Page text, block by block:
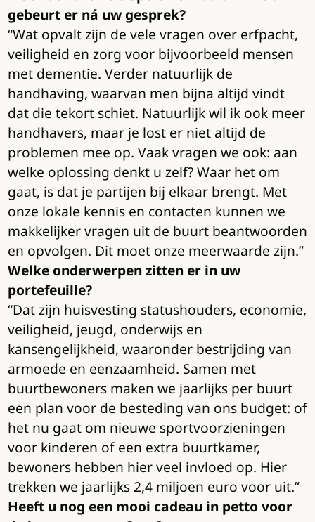
gebeurt er ná uw gesprek?
“Wat opvalt zijn de vele vragen over erfpacht,
veiligheid en zorg voor bijvoorbeeld mensen
met dementie. Verder natuurlijk de
handhaving, waarvan men bijna altijd vindt
dat die tekort schiet. Natuurlijk wil ik ook meer
handhavers, maar je lost er niet altijd de
problemen mee op. Vaak vragen we ook: aan
welke oplossing denkt u zelf? Waar het om
gaat, is dat je partijen bij elkaar brengt. Met
onze lokale kennis en contacten kunnen we
makkelijker vragen uit de buurt beantwoorden
en opvolgen. Dit moet onze meerwaarde zijn.”
Welke onderwerpen zitten er in uw
portefeuille?
“Dat zijn huisvesting statushouders, economie,
veiligheid, jeugd, onderwijs en
kansengelijkheid, waaronder bestrijding van
armoede en eenzaamheid. Samen met
buurtbewoners maken we jaarlijks per buurt
een plan voor de besteding van ons budget: of
het nu gaat om nieuwe sportvoorzieningen
voor kinderen of een extra buurtkamer,
bewoners hebben hier veel invloed op. Hier
trekken we jaarlijks 2,4 miljoen euro voor uit.”
Heeft u nog een mooi cadeau in petto voor